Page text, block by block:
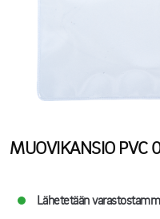
MUOVIKANSIO PVC
Lähetetään